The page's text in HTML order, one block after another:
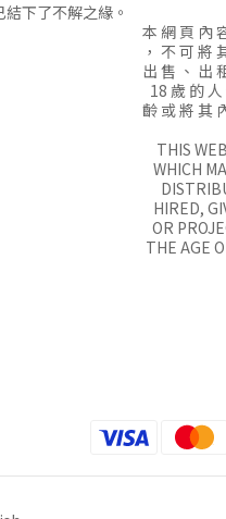
下了不解之緣。
本 網 頁 內
， 不 可 將
出 售 、 出
18 歲 的
齡 或 將 其
THIS
WHICH
HIRED,
OR
THE AGE